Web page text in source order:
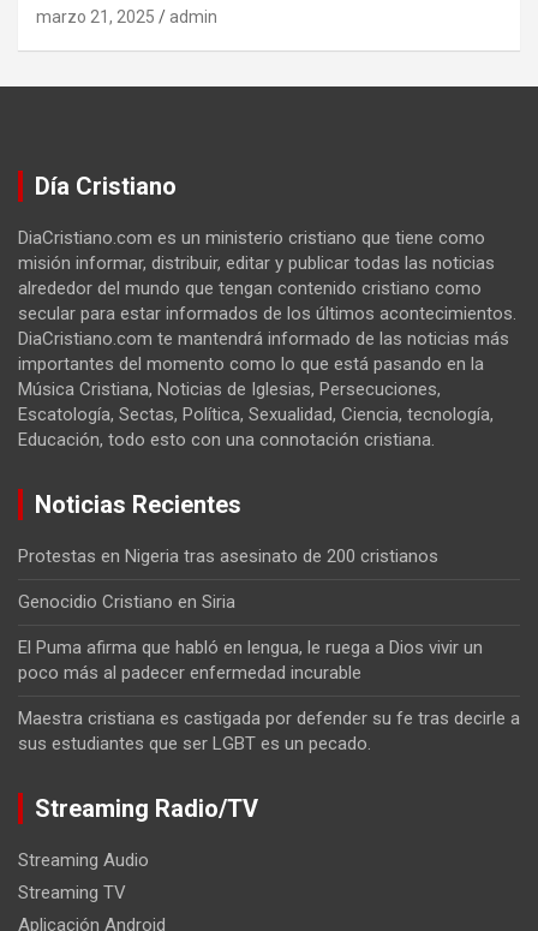
marzo 21, 2025 admin
Día Cristiano
DiaCristiano.com es un ministerio cristiano que tiene como
misión informar, distribuir, editar y publicar todas las noticias
alrededor del mundo que tengan contenido cristiano como
secular para estar informados de los últimos acontecimientos.
DiaCristiano.com te mantendrá informado de las noticias más
importantes del momento como lo que está pasando en la
Música Cristiana, Noticias de Iglesias, Persecuciones,
Escatología, Sectas, Política, Sexualidad, Ciencia, tecnología,
Educación, todo esto con una connotación cristiana.
Noticias Recientes
Protestas en Nigeria tras asesinato de 200 cristianos
Genocidio Cristiano en Siria
El Puma afirma que habló en lengua, le ruega a Dios vivir un
poco más al padecer enfermedad incurable
Maestra cristiana es castigada por defender su fe tras decirle a
sus estudiantes que ser LGBT es un pecado.
Streaming Radio/TV
Streaming Audio
Streaming TV
Aplicación Android